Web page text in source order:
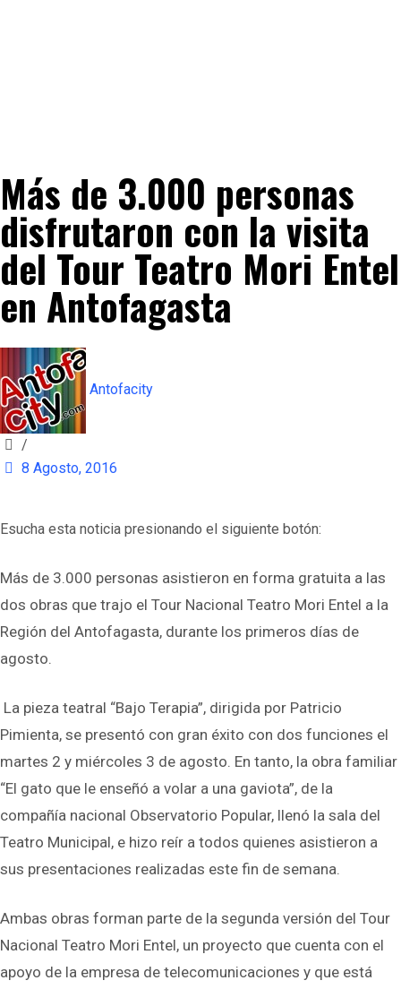
Más de 3.000 personas
disfrutaron con la visita
del Tour Teatro Mori Entel
en Antofagasta
Antofacity
/
8 Agosto, 2016
Esucha esta noticia presionando el siguiente botón:
Más de 3.000 personas asistieron en forma gratuita a las
dos obras que trajo el Tour Nacional Teatro Mori Entel a la
Región del Antofagasta, durante los primeros días de
agosto.
La pieza teatral “Bajo Terapia”, dirigida por Patricio
Pimienta, se presentó con gran éxito con dos funciones el
martes 2 y miércoles 3 de agosto. En tanto, la obra familiar
“El gato que le enseñó a volar a una gaviota”, de la
compañía nacional Observatorio Popular, llenó la sala del
Teatro Municipal, e hizo reír a todos quienes asistieron a
sus presentaciones realizadas este fin de semana.
Ambas obras forman parte de la segunda versión del Tour
Nacional Teatro Mori Entel, un proyecto que cuenta con el
apoyo de la empresa de telecomunicaciones y que está